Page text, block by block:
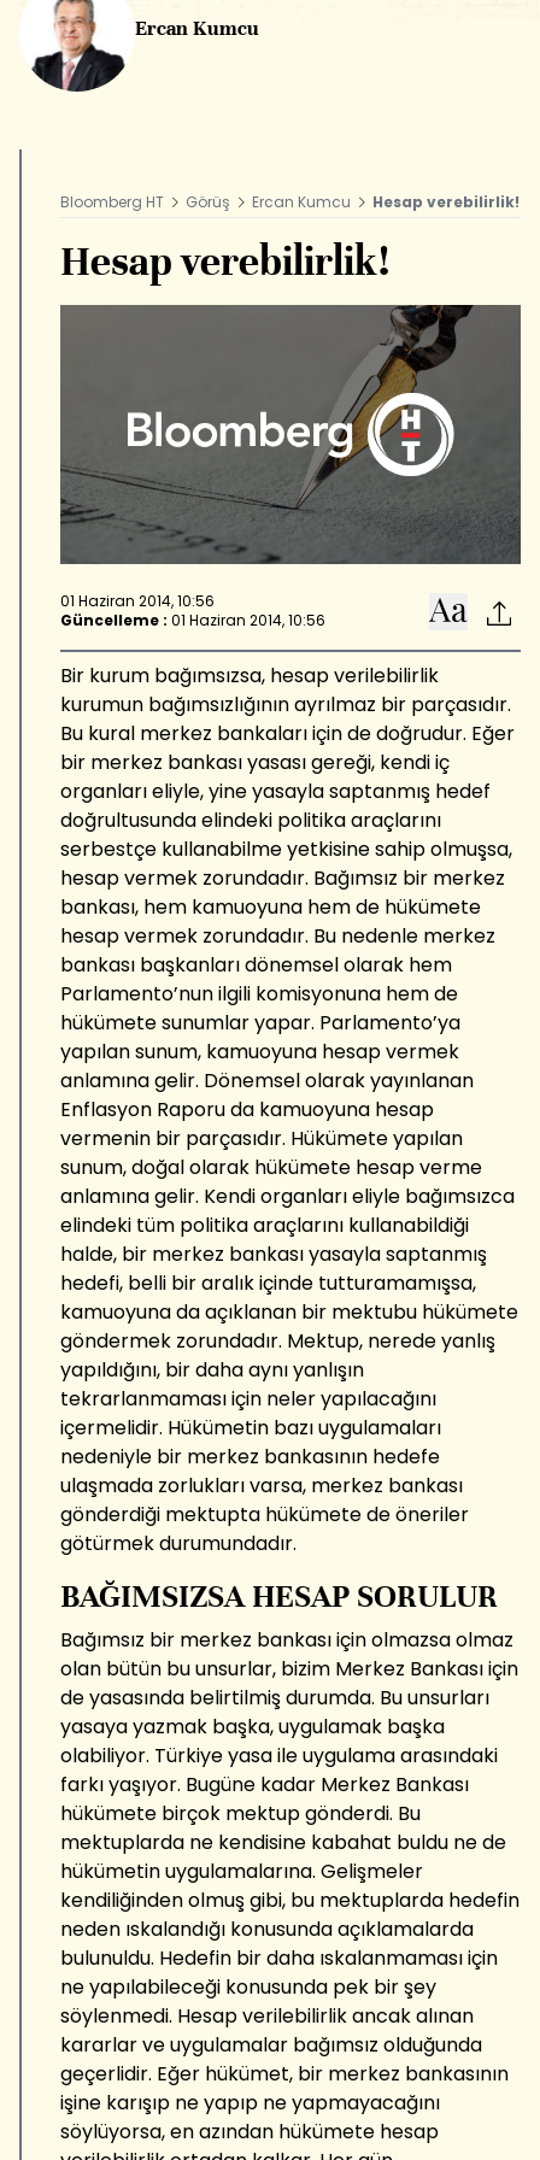
Ercan Kumcu
Bloomberg HT Görüş Ercan Kumcu Hesap verebilirlik!
Hesap verebilirlik!
01 Haziran 2014, 10:56
Güncelleme : 01 Haziran 2014, 10:56
Bir kurum bağımsızsa, hesap verilebilirlik
kurumun bağımsızlığının ayrılmaz bir parçasıdır.
Bu kural merkez bankaları için de doğrudur. Eğer
bir merkez bankası yasası gereği, kendi iç
organları eliyle, yine yasayla saptanmış hedef
doğrultusunda elindeki politika araçlarını
serbestçe kullanabilme yetkisine sahip olmuşsa,
hesap vermek zorundadır. Bağımsız bir merkez
bankası, hem kamuoyuna hem de hükümete
hesap vermek zorundadır. Bu nedenle merkez
bankası başkanları dönemsel olarak hem
Parlamento’nun ilgili komisyonuna hem de
hükümete sunumlar yapar. Parlamento’ya
yapılan sunum, kamuoyuna hesap vermek
anlamına gelir. Dönemsel olarak yayınlanan
Enflasyon Raporu da kamuoyuna hesap
vermenin bir parçasıdır. Hükümete yapılan
sunum, doğal olarak hükümete hesap verme
anlamına gelir. Kendi organları eliyle bağımsızca
elindeki tüm politika araçlarını kullanabildiği
halde, bir merkez bankası yasayla saptanmış
hedefi, belli bir aralık içinde tutturamamışsa,
kamuoyuna da açıklanan bir mektubu hükümete
göndermek zorundadır. Mektup, nerede yanlış
yapıldığını, bir daha aynı yanlışın
tekrarlanmaması için neler yapılacağını
içermelidir. Hükümetin bazı uygulamaları
nedeniyle bir merkez bankasının hedefe
ulaşmada zorlukları varsa, merkez bankası
gönderdiği mektupta hükümete de öneriler
götürmek durumundadır.
BAĞIMSIZSA HESAP SORULUR
Bağımsız bir merkez bankası için olmazsa olmaz
olan bütün bu unsurlar, bizim Merkez Bankası için
de yasasında belirtilmiş durumda. Bu unsurları
yasaya yazmak başka, uygulamak başka
olabiliyor. Türkiye yasa ile uygulama arasındaki
farkı yaşıyor. Bugüne kadar Merkez Bankası
hükümete birçok mektup gönderdi. Bu
mektuplarda ne kendisine kabahat buldu ne de
hükümetin uygulamalarına. Gelişmeler
kendiliğinden olmuş gibi, bu mektuplarda hedefin
neden ıskalandığı konusunda açıklamalarda
bulunuldu. Hedefin bir daha ıskalanmaması için
ne yapılabileceği konusunda pek bir şey
söylenmedi. Hesap verilebilirlik ancak alınan
kararlar ve uygulamalar bağımsız olduğunda
geçerlidir. Eğer hükümet, bir merkez bankasının
işine karışıp ne yapıp ne yapmayacağını
söylüyorsa, en azından hükümete hesap